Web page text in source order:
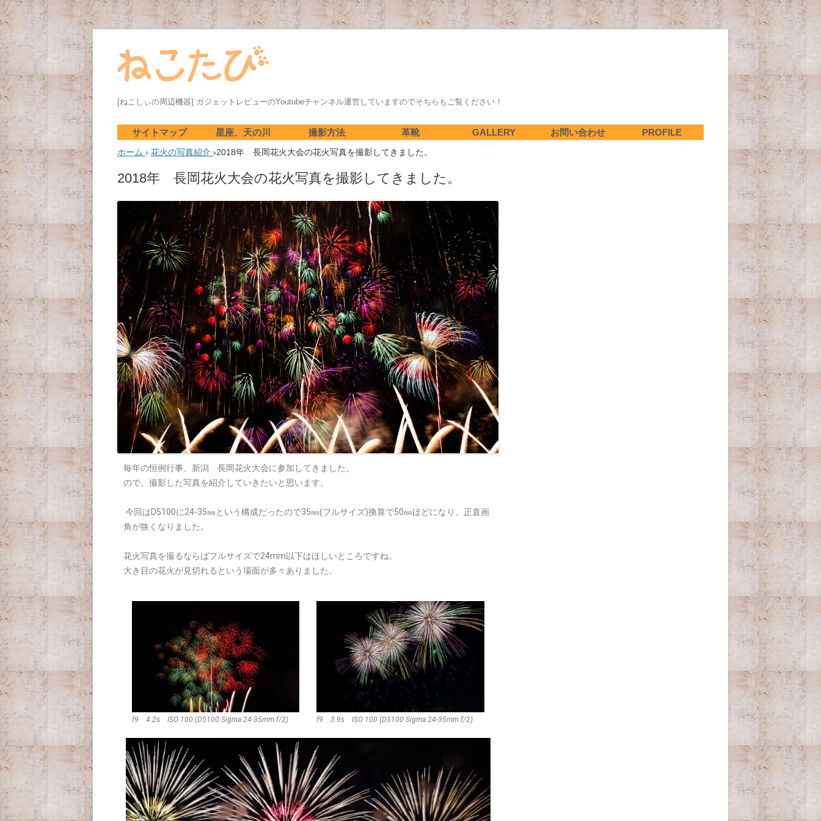
[ねこしぃの周辺機器] ガジェットレビューのYoutubeチャンネル運営していますのでそちらもご覧ください！
コ
ン
ン
へ
ス
サイトマップ 星座、天の川
自分史上最高の星空!! 夢の庭園で
おすすめスポット
天の川、星景写真 LIGHTLOOMで
て簡単なんです
撮影方法
綺麗な夜景を撮影したい！簡単夜景
綺麗な夜景が撮りたい！ほんの少し
革靴 GALLERY お問い合わせ PROFILE
ホーム › 花火の写真紹介 ›2018年 長岡花火大会の花火写真を撮影してきました。
2018年 長岡花火大会の花火写真を撮影してきました。
毎年の恒例行事、新潟 長岡花火大会に参加してきました。
ので、撮影した写真を紹介していきたいと思います。
今回はD5100に24-35㎜という構成だったので35㎜(フルサイズ)換算で50㎜ほどになり、正直画
角が狭くなりました。
花火写真を撮るならばフルサイズで24mm以下はほしいところですね。
大き目の花火が見切れるという場面が多々ありました。
f9 4.2s ISO 100 (D5100 Sigma 24-35mm f/2) f9 3.9s ISO 100 (D5100 Sigma 24-35mm f/2)